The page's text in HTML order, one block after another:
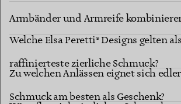
Armbänder und Armreife
dass sie sich verheddern?
Welche Elsa Peretti® Designs gelten
raffinierteste zierliche Schmuck?
Zu welchen Anlässen eignet sich
Schmuck am besten als Geschenk?